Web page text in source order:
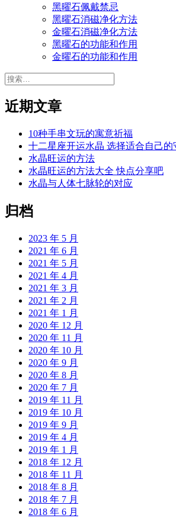
黑曜石佩戴禁忌
黑曜石消磁净化方法
金曜石消磁净化方法
黑曜石的功能和作用
金曜石的功能和作用
搜
近期文章
10种手串文玩的寓意祈福
十二星座开运水晶 选择适合自己的
水晶旺运的方法
水晶旺运的方法大全 快点分享吧
水晶与人体七脉轮的对应
归档
2023 年 5 月
2021 年 6 月
2021 年 5 月
2021 年 4 月
2021 年 3 月
2021 年 2 月
2021 年 1 月
2020 年 12 月
2020 年 11 月
2020 年 10 月
2020 年 9 月
2020 年 8 月
2020 年 7 月
2019 年 11 月
2019 年 10 月
2019 年 9 月
2019 年 4 月
2019 年 1 月
2018 年 12 月
2018 年 11 月
2018 年 8 月
2018 年 7 月
2018 年 6 月